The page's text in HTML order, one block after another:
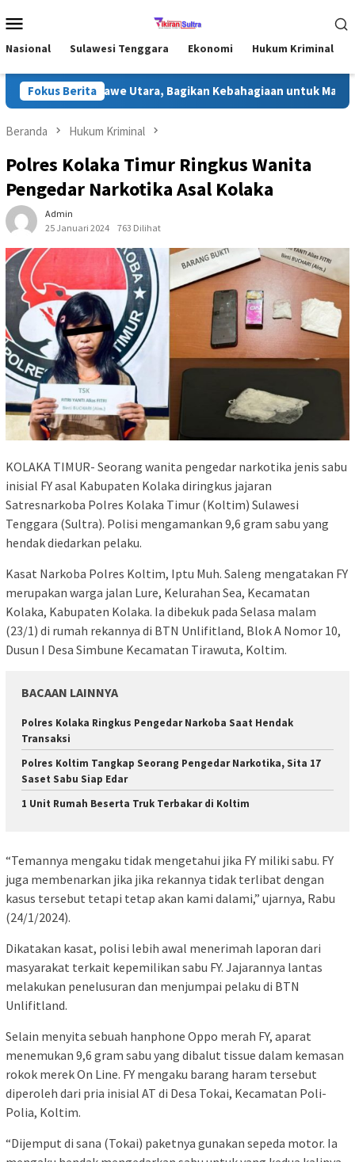
ke
Mobile
Nasional Sulawesi Tenggara Ekonomi Hukum Kriminal
Fokus Berita
di Konawe Utara, Bagikan Kebahagiaan untuk Masyarakat
Beranda Hukum Kriminal
Polres Kolaka Timur Ringkus Wanita
Pengedar Narkotika Asal Kolaka
Admin
25 Januari 2024
763 Dilihat
KOLAKA TIMUR- Seorang wanita pengedar narkotika jenis sabu
inisial FY asal Kabupaten Kolaka diringkus jajaran
Satresnarkoba Polres Kolaka Timur (Koltim) Sulawesi
Tenggara (Sultra). Polisi mengamankan 9,6 gram sabu yang
hendak diedarkan pelaku.
Kasat Narkoba Polres Koltim, Iptu Muh. Saleng mengatakan FY
merupakan warga jalan Lure, Kelurahan Sea, Kecamatan
Kolaka, Kabupaten Kolaka. Ia dibekuk pada Selasa malam
(23/1) di rumah rekannya di BTN Unlifitland, Blok A Nomor 10,
Dusun I Desa Simbune Kecamatan Tirawuta, Koltim.
BACAAN LAINNYA
Polres Kolaka Ringkus Pengedar Narkoba Saat Hendak
Transaksi
Polres Koltim Tangkap Seorang Pengedar Narkotika, Sita 17
Saset Sabu Siap Edar
1 Unit Rumah Beserta Truk Terbakar di Koltim
“Temannya mengaku tidak mengetahui jika FY miliki sabu. FY
juga membenarkan jika jika rekannya tidak terlibat dengan
kasus tersebut tetapi tetap akan kami dalami,” ujarnya, Rabu
(24/1/2024).
Dikatakan kasat, polisi lebih awal menerimah laporan dari
masyarakat terkait kepemilikan sabu FY. Jajarannya lantas
melakukan penelusuran dan menjumpai pelaku di BTN
Unlifitland.
Selain menyita sebuah hanphone Oppo merah FY, aparat
menemukan 9,6 gram sabu yang dibalut tissue dalam kemasan
rokok merek On Line. FY mengaku barang haram tersebut
diperoleh dari pria inisial AT di Desa Tokai, Kecamatan Poli-
Polia, Koltim.
“Dijemput di sana (Tokai) paketnya gunakan sepeda motor. Ia